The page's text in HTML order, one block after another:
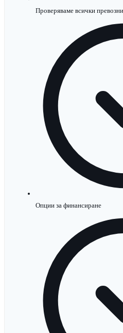
Проверяваме всички
Опции за финансиране